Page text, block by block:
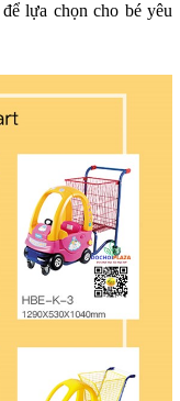
lựa chọn cho bé yêu